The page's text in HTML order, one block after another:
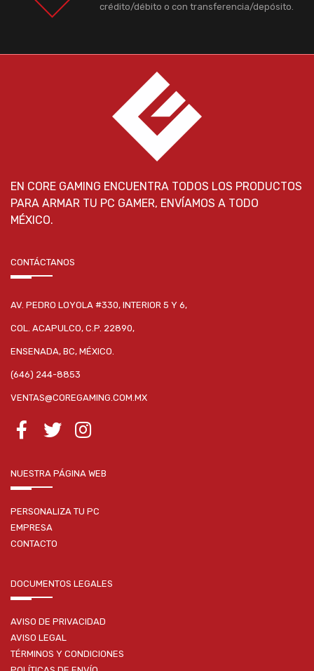
crédito/débito o con transferencia/depósito.
EN CORE GAMING ENCUENTRA TODOS LOS PRODUCTOS
PARA ARMAR TU PC GAMER, ENVÍAMOS A TODO
MÉXICO.
CONTÁCTANOS
AV. PEDRO LOYOLA #330, INTERIOR 5 Y 6,
COL. ACAPULCO, C.P. 22890,
ENSENADA, BC, MÉXICO.
(646) 244-8853
VENTAS@COREGAMING.COM.MX
NUESTRA PÁGINA WEB
PERSONALIZA TU PC
EMPRESA
CONTACTO
DOCUMENTOS LEGALES
AVISO DE PRIVACIDAD
AVISO LEGAL
TÉRMINOS Y CONDICIONES